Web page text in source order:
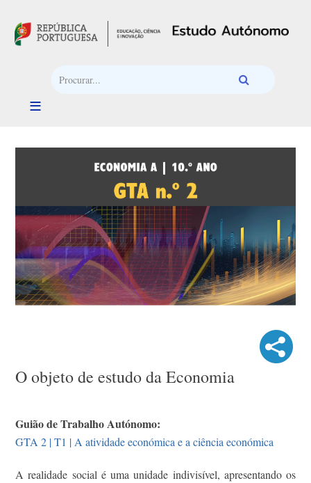
O objeto de estudo da Economia
Guião de Trabalho Autónomo:
GTA 2 | T1 | A atividade económica e a ciência económica
A realidade social é uma unidade indivisível, apresentando os